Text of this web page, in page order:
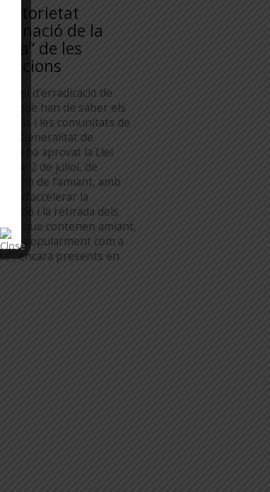
de la
de les
llei d’erradicació de
què han de saber els
i les comunitats de
La Generalitat de
ha aprovat la Llei
de 2 de juliol, de
de l’amiant, amb
d’accelerar la
i la retirada dels
que contenen amiant,
popularment com a
encara presents en